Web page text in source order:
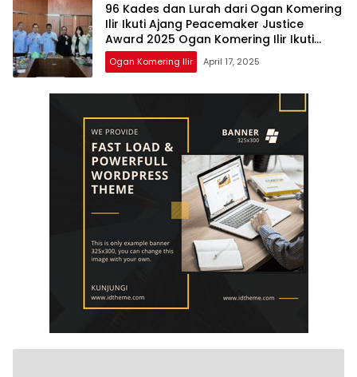
96 Kades dan Lurah dari Ogan Komering
Ilir Ikuti Ajang Peacemaker Justice
Award 2025 Ogan Komering Ilir Ikuti
Ajang Peacemaker Justice Award 2025,
Buatlah judul di samping menjadi lebih
Ogan Komering Ilir April 17, 2025